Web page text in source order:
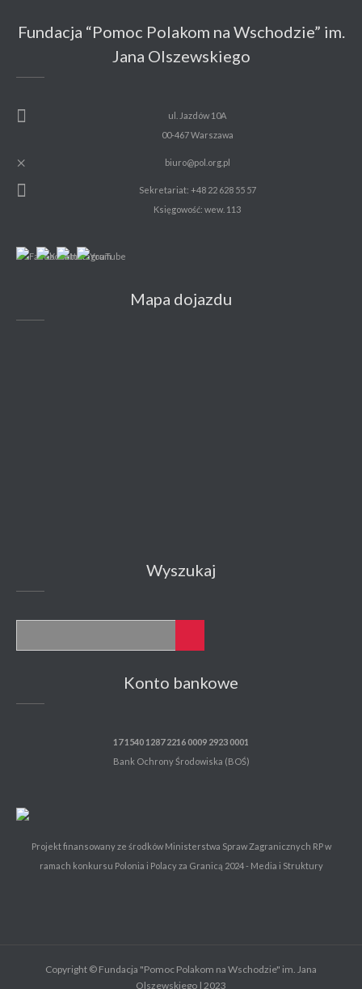
Fundacja “Pomoc Polakom na Wschodzie” im.
Jana Olszewskiego
ul. Jazdów 10A
00-467 Warszawa
biuro@pol.org.pl
Sekretariat: +48 22 628 55 57
Księgowość: wew. 113
Mapa dojazdu
Wyszukaj
Konto bankowe
17 1540 1287 2216 0009 2923 0001
Bank Ochrony Środowiska (BOŚ)
Projekt finansowany ze środków Ministerstwa Spraw Zagranicznych RP w
ramach konkursu Polonia i Polacy za Granicą 2024 - Media i Struktury
Copyright © Fundacja "Pomoc Polakom na Wschodzie" im. Jana
Olszewskiego | 2023